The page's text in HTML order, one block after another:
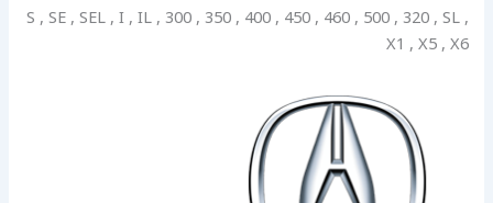
S , SE , SEL , I , IL , 300 , 350 , 400 , 450 , 460 , 500 , 320 , SL ,
X1 , X5 , X6